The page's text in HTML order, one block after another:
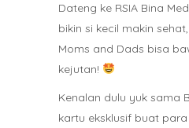
Dateng ke RSIA Bina
bikin si kecil makin
Moms and Dads bisa
kejutan!
Kenalan dulu yuk sama
kartu eksklusif buat